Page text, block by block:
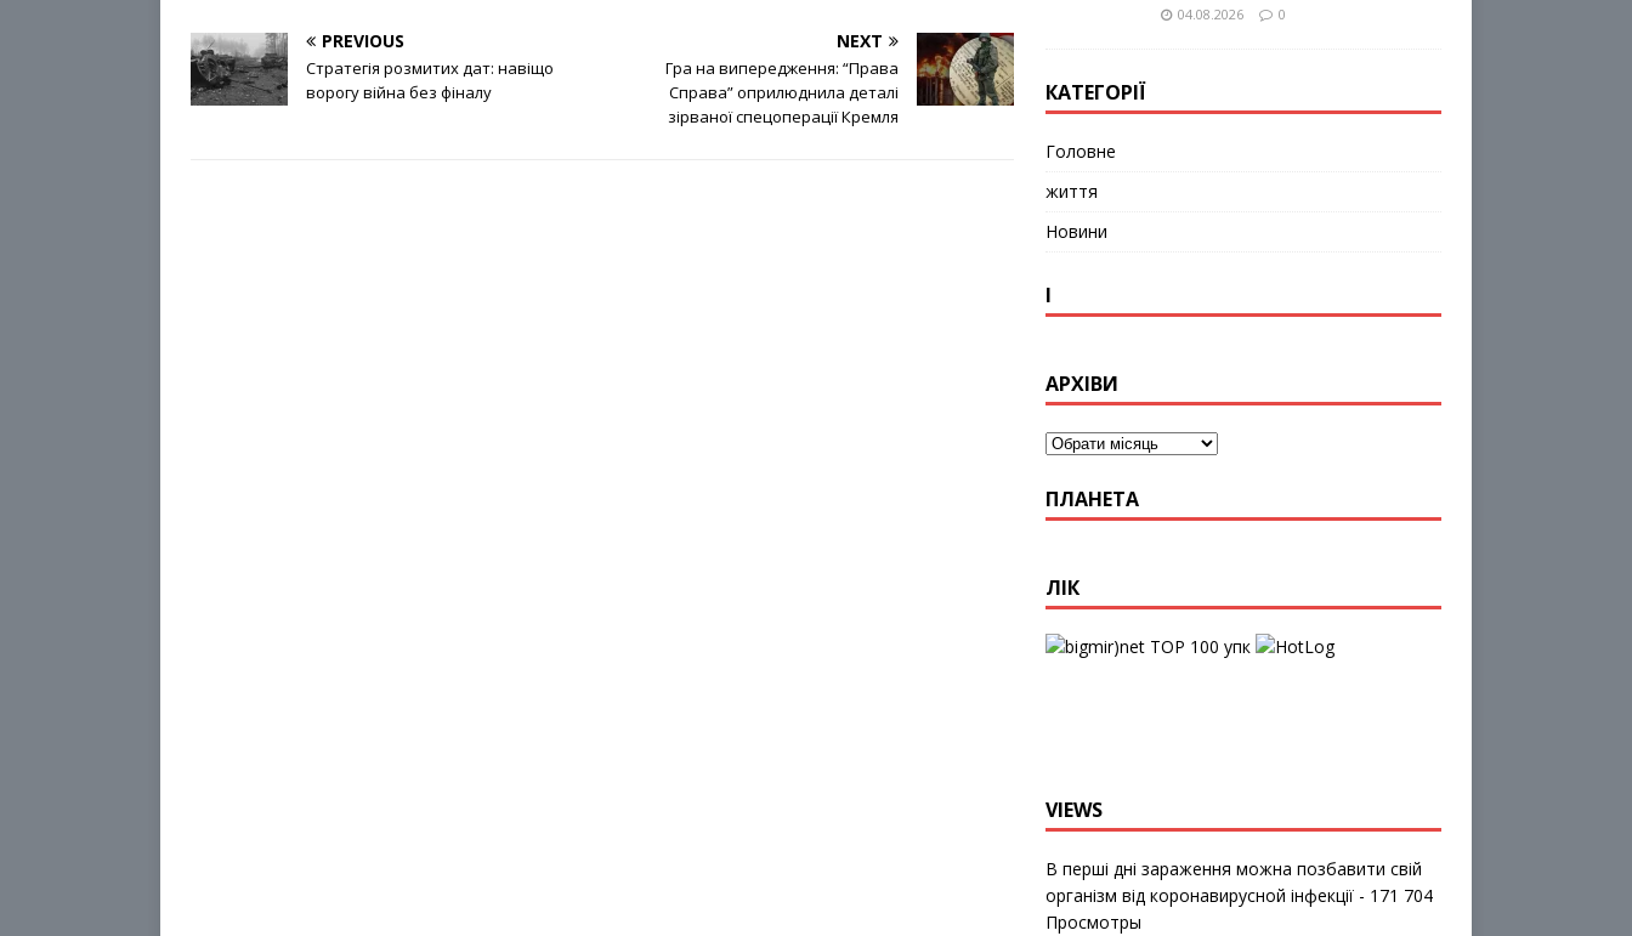
PREVIOUS
Стратегія розмитих дат: навіщо
ворогу війна без фіналу
NEXT
Гра на випередження: “Права
Справа” оприлюднила деталі
зірваної спецоперації Кремля
04.08.2026 0
КАТЕГОРІЇ
Головне
життя
Новини
І
АРХІВИ
ПЛАНЕТА
ЛІК
упк
VIEWS
В перші дні зараження можна позбавити свій
організм від коронавирусной інфекції- 171 704
Просмотры